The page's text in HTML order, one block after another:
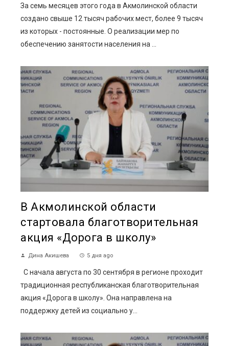
За семь месяцев этого года в Акмолинской области
создано свыше 12 тысяч рабочих мест, более 9 тысяч
из которых - постоянные. О реализации мер по
обеспечению занятости населения на ...
В Акмолинской области
стартовала благотворительная
акция «Дорога в школу»
Дина Акишева 5 дня ago
С начала августа по 30 сентября в регионе проходит
традиционная республиканская благотворительная
акция «Дорога в школу». Она направлена на
поддержку детей из социально у...